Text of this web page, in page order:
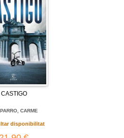
CASTIGO
CARME
disponibilitat